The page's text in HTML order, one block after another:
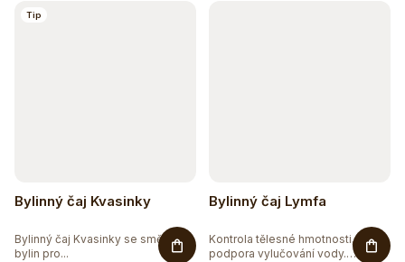
Tip
Bylinný čaj Kvasinky
Bylinný čaj Kvasinky se směsí 7
bylin pro...
Bylinný čaj Lymfa
Kontrola tělesné hmotnosti,
podpora vylučování vody.